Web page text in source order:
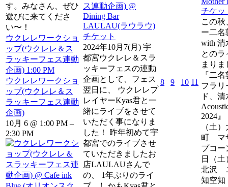
す。みなさん、ぜひ
遊びに来てくださ
い〜！
ウクレレワークショ
ップ(ウクレレ＆ス
ラッキーフェス連動
企画) 1:00 PM
ウクレレワークショ
ップ(ウクレレ＆ス
ラッキーフェス連動
企画)
10月 6 @ 1:00 PM –
2:30 PM
チケット
2024年10月7(月) 宇
都宮ウクレレ＆スラ
ッキーフェスの連動
企画として、フェス
翌日に、 ウクレレプ
レイヤーKyas君と一
緒にライブをさせて
いただく事になりま
した！ 昨年初めて宇
都宮でのライブさせ
ていただきましたお
店LAULAUさんで
の、 1年ぶりのライ
8 9 10 11
チケッ
この秋
ー二名
with 清
とのラ
まり
『二
フラリ
ド、清
2024』
（土
町 マ
プコー
日（
北沢
知空知